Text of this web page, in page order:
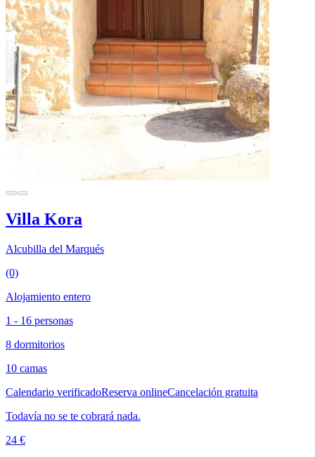
Villa Kora
Alcubilla del Marqués
(0)
Alojamiento entero
1 - 16 personas
8 dormitorios
10 camas
Calendario verificadoReserva onlineCancelación gratuita
Todavía no se te cobrará nada.
24 €